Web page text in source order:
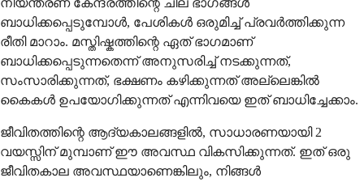
നിയന്ത്രണ കേന്ദ്രത്തിന്റെ ചില ഭാഗങ്ങൾ
ബാധിക്കപ്പെടുമ്പോൾ, പേശികൾ ഒരുമിച്ച് പ്രവർത്തിക്കുന്ന
രീതി മാറാം. മസ്തിഷ്കത്തിന്റെ ഏത് ഭാഗമാണ്
ബാധിക്കപ്പെടുന്നതെന്ന് അനുസരിച്ച് നടക്കുന്നത്,
സംസാരിക്കുന്നത്, ഭക്ഷണം കഴിക്കുന്നത് അല്ലെങ്കിൽ
കൈകൾ ഉപയോഗിക്കുന്നത് എന്നിവയെ ഇത് ബാധിച്ചേക്കാം.
ജീവിതത്തിന്റെ ആദ്യകാലങ്ങളിൽ, സാധാരണയായി 2
വയസ്സിന് മുമ്പാണ് ഈ അവസ്ഥ വികസിക്കുന്നത്. ഇത് ഒരു
ജീവിതകാല അവസ്ഥയാണെങ്കിലും, നിങ്ങൾ